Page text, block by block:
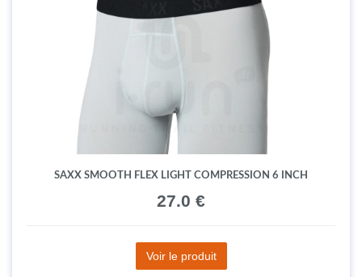
SAXX SMOOTH FLEX LIGHT COMPRESSION 6 INCH
27.0 €
Voir le produit